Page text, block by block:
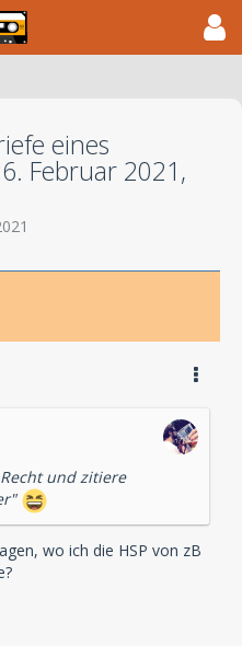
eines
Februar 2021,
und zitiere
wo ich die HSP von zB